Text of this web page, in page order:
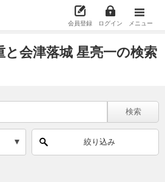
会員登録 ログイン メニュー
と会津落城 星亮一の検索
検索
絞り込み